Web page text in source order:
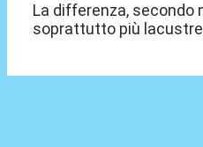
La differenza, secondo
soprattutto più